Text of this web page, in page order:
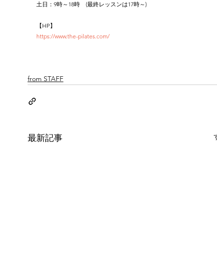
土日：9時～18時　(最終レッスンは17時～)
【HP】
https://www.the-pilates.com/
from STAFF
最新記事